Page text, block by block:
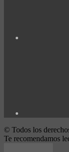
© Todos los
Te recomendamos